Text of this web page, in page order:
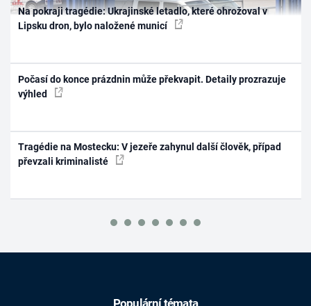
Na pokraji tragédie: Ukrajinské letadlo, které ohrožoval v
Lipsku dron, bylo naložené municí
Počasí do konce prázdnin může překvapit. Detaily prozrazuje
výhled
Tragédie na Mostecku: V jezeře zahynul další člověk, případ
převzali kriminalisté
Populární témata